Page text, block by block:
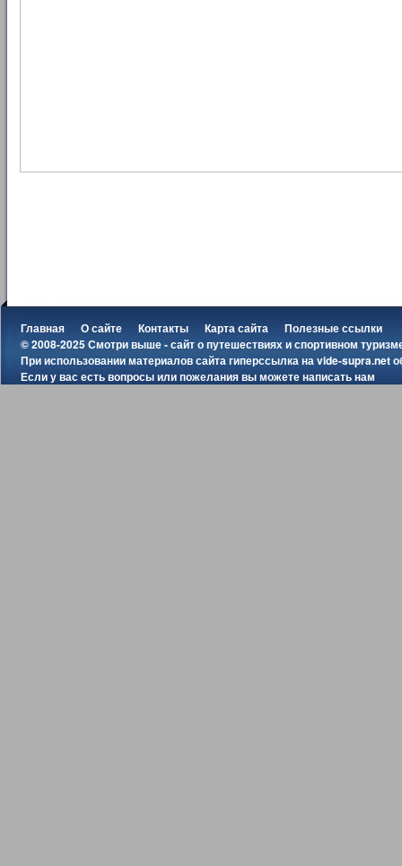
Главная О сайте Контакты Карта сайта
Полезные ссылки
© 2008-2025 Смотри выше - сайт о путешествиях и спортивном
При использовании материалов сайта гиперссылка наvide-supra.net
Если у вас есть вопросы или пожелания вы можетенаписать нам